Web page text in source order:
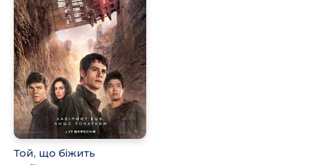
Той, що біжить